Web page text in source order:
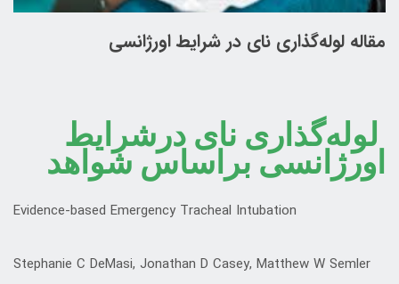
مقاله لوله‌گذاری نای در شرایط اورژانسی
لوله‌گذاری نای درشرایط
اورژانسی براساس شواهد
Evidence-based Emergency Tracheal Intubation
Stephanie C DeMasi, Jonathan D Casey, Matthew W Semler